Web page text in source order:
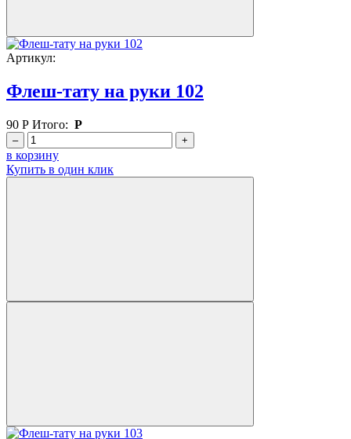
Артикул:
Флеш-тату на руки 102
90 Р Итого: Р
– +
в корзину
Купить в один клик